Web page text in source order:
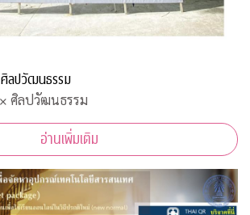
ศิลปวัฒนธรรม
× ศิลปวัฒนธรรม
อ่านเพิ่มเติม